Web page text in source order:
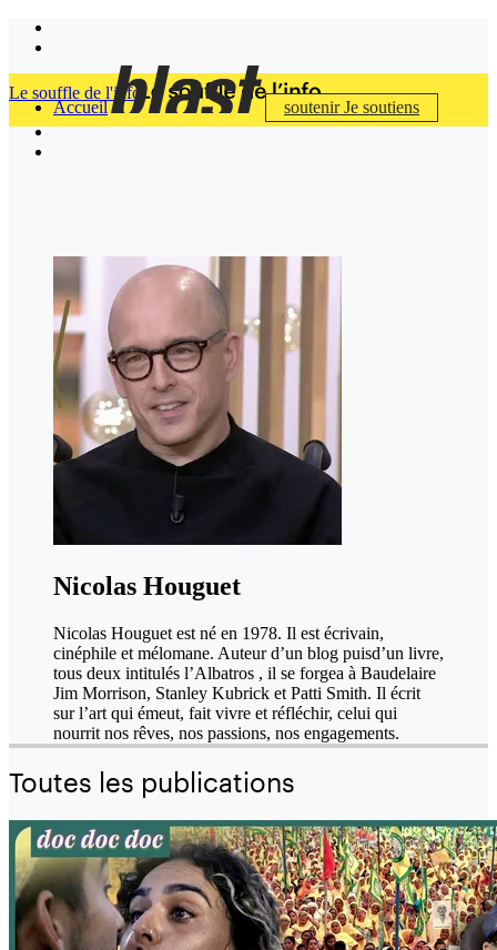
Accueil soutenirJe soutiens
Le souffle de l'info
Nicolas Houguet
Nicolas Houguet est né en 1978. Il est écrivain,
cinéphile et mélomane. Auteur d’un blog puisd’un livre,
tous deux intitulés l’Albatros , il se forgea à Baudelaire
Jim Morrison, Stanley Kubrick et Patti Smith. Il écrit
sur l’art qui émeut, fait vivre et réfléchir, celui qui
nourrit nos rêves, nos passions, nos engagements.
Toutes les publications